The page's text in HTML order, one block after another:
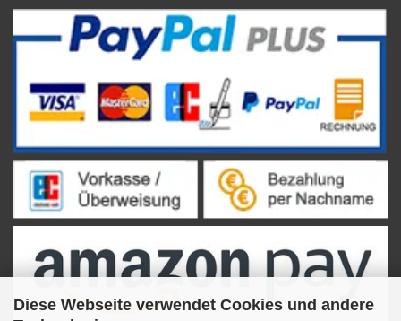
Diese Webseite verwendet Cookies und andere